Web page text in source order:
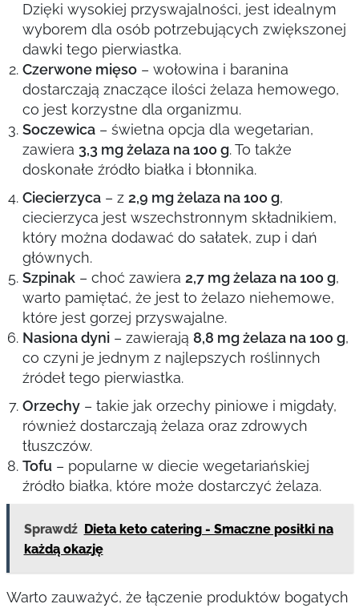
Dzięki wysokiej przyswajalności, jest idealnym
wyborem dla osób potrzebujących zwiększonej
dawki tego pierwiastka.
Czerwone mięso– wołowina i baranina
dostarczają znaczące ilości żelaza hemowego,
co jest korzystne dla organizmu.
Soczewica– świetna opcja dla wegetarian,
zawiera 3,3 mg żelaza na 100 g. To także
doskonałe źródło białka i błonnika.
Ciecierzyca– z 2,9 mg żelaza na 100 g,
ciecierzyca jest wszechstronnym składnikiem,
który można dodawać do sałatek, zup i dań
głównych.
Szpinak– choć zawiera 2,7 mg żelaza na 100 g,
warto pamiętać, że jest to żelazo niehemowe,
które jest gorzej przyswajalne.
Nasiona dyni– zawierają 8,8 mg żelaza na 100 g,
co czyni je jednym z najlepszych roślinnych
źródeł tego pierwiastka.
Orzechy– takie jak orzechy piniowe i migdały,
również dostarczają żelaza oraz zdrowych
tłuszczów.
Tofu – popularne w diecie wegetariańskiej
źródło białka, które może dostarczyć żelaza.
Sprawdź Dieta keto catering - Smaczne posiłki na
każdą okazję
Warto zauważyć, że łączenie produktów bogatych